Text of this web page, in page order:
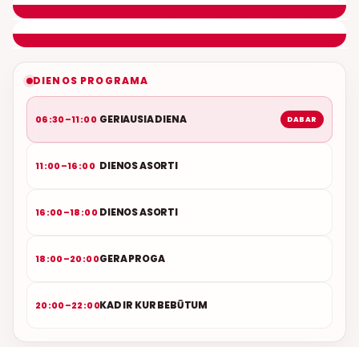
DIENOS PROGRAMA
06:30–11:00 GERIAUSIA DIENA DABAR
11:00–16:00 DIENOS ASORTI
16:00–18:00DIENOS ASORTI
18:00–20:00GERA PROGA
20:00–22:00KAD IR KUR BEBŪTUM